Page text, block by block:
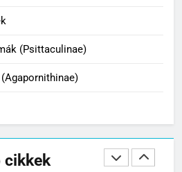
(Psittaculinae)
cikkek